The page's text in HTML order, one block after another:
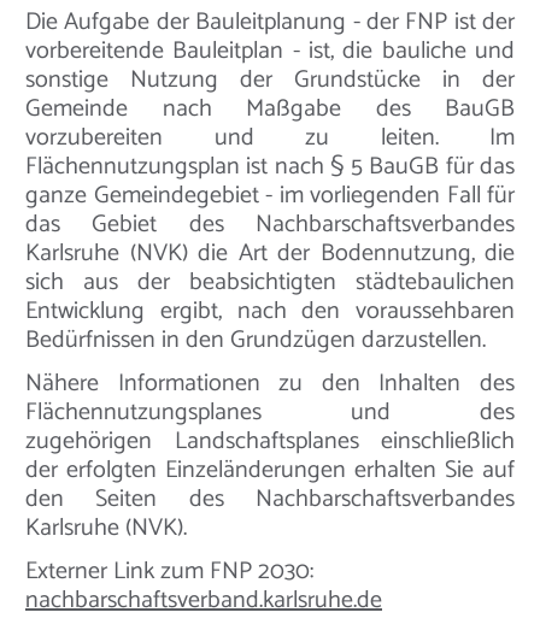
Die Aufgabe der Bauleitplanung - der FNP ist der
vorbereitende Bauleitplan - ist, die bauliche und
sonstige Nutzung der Grundstücke in der
Gemeinde nach Maßgabe des BauGB
vorzubereiten und zu leiten. Im
Flächennutzungsplan ist nach § 5 BauGB für das
ganze Gemeindegebiet - im vorliegenden Fall für
das Gebiet des Nachbarschaftsverbandes
Karlsruhe (NVK) die Art der Bodennutzung, die
sich aus der beabsichtigten städtebaulichen
Entwicklung ergibt, nach den voraussehbaren
Bedürfnissen in den Grundzügen darzustellen.
Nähere Informationen zu den Inhalten des
Flächennutzungsplanes und des
zugehörigen Landschaftsplanes einschließlich
der erfolgten Einzeländerungen erhalten Sie auf
den Seiten des Nachbarschaftsverbandes
Karlsruhe (NVK).
Externer Link zum FNP 2030:
nachbarschaftsverband.karlsruhe.de